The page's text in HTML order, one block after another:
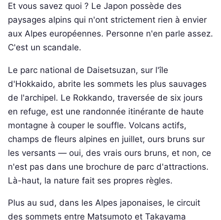
Et vous savez quoi ? Le Japon possède des
paysages alpins qui n'ont strictement rien à envier
aux Alpes européennes. Personne n'en parle assez.
C'est un scandale.
Le parc national de Daisetsuzan, sur l'île
d'Hokkaido, abrite les sommets les plus sauvages
de l'archipel. Le Rokkando, traversée de six jours
en refuge, est une randonnée itinérante de haute
montagne à couper le souffle. Volcans actifs,
champs de fleurs alpines en juillet, ours bruns sur
les versants — oui, des vrais ours bruns, et non, ce
n'est pas dans une brochure de parc d'attractions.
Là-haut, la nature fait ses propres règles.
Plus au sud, dans les Alpes japonaises, le circuit
des sommets entre Matsumoto et Takayama